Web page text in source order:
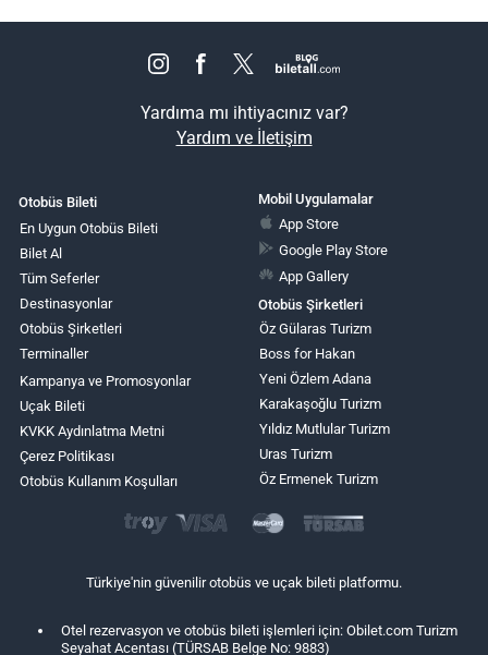
Yardıma mı ihtiyacınız var?
Yardım ve İletişim
Otobüs Bileti
En Uygun Otobüs Bileti
Bilet Al
Tüm Seferler
Destinasyonlar
Otobüs Şirketleri
Terminaller
Kampanya ve Promosyonlar
Uçak Bileti
KVKK Aydınlatma Metni
Çerez Politikası
Otobüs Kullanım Koşulları
Mobil Uygulamalar
App Store
Google Play Store
App Gallery
Otobüs Şirketleri
Öz Gülaras Turizm
Boss for Hakan
Yeni Özlem Adana
Karakaşoğlu Turizm
Yıldız Mutlular Turizm
Uras Turizm
Öz Ermenek Turizm
Türkiye'nin güvenilir otobüs ve uçak bileti platformu.
Otel rezervasyon ve otobüs bileti işlemleri için: Obilet.com Turizm
Seyahat Acentası (TÜRSAB Belge No: 9883)